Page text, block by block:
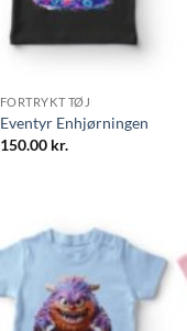
FORTRYKT TØJ
Eventyr Enhjørningen
150.00 kr.